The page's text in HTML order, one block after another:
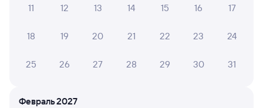
А ещё здесь можно найти
Обратные билеты из Гвардейска в Ряжск-1
Отели
11 12 13 14 15 16 17
18 19 20 21 22 23 24
25 26 27 28 29 30 31
Февраль 2027